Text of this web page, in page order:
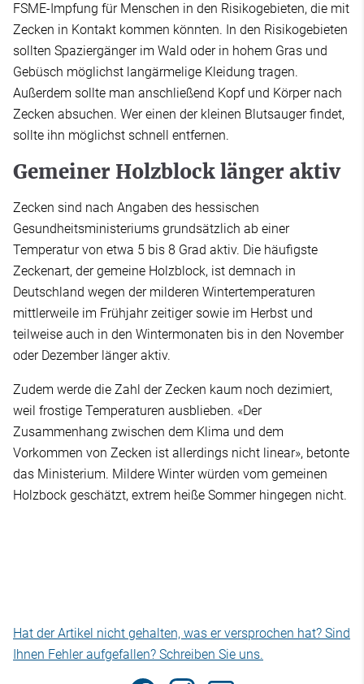
FSME-Impfung für Menschen in den Risikogebieten, die mit
Zecken in Kontakt kommen könnten. In den Risikogebieten
sollten Spaziergänger im Wald oder in hohem Gras und
Gebüsch möglichst langärmelige Kleidung tragen.
Außerdem sollte man anschließend Kopf und Körper nach
Zecken absuchen. Wer einen der kleinen Blutsauger findet,
sollte ihn möglichst schnell entfernen.
Gemeiner Holzblock länger aktiv
Zecken sind nach Angaben des hessischen
Gesundheitsministeriums grundsätzlich ab einer
Temperatur von etwa 5 bis 8 Grad aktiv. Die häufigste
Zeckenart, der gemeine Holzblock, ist demnach in
Deutschland wegen der milderen Wintertemperaturen
mittlerweile im Frühjahr zeitiger sowie im Herbst und
teilweise auch in den Wintermonaten bis in den November
oder Dezember länger aktiv.
Zudem werde die Zahl der Zecken kaum noch dezimiert,
weil frostige Temperaturen ausblieben. «Der
Zusammenhang zwischen dem Klima und dem
Vorkommen von Zecken ist allerdings nicht linear», betonte
das Ministerium. Mildere Winter würden vom gemeinen
Holzbock geschätzt, extrem heiße Sommer hingegen nicht.
Hat der Artikel nicht gehalten, was er versprochen hat? Sind
Ihnen Fehler aufgefallen? Schreiben Sie uns.